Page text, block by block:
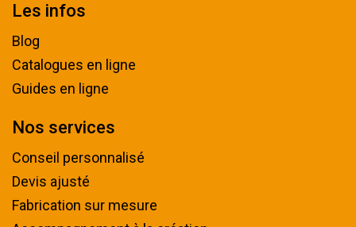
Les infos
Blog
Catalogues en ligne
Guides en ligne
Nos services
Conseil personnalisé
Devis ajusté
Fabrication sur mesure